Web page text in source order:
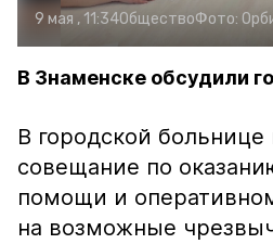
9 мая , 11:34ОбществоФото:
В Знаменске обсудили
В городской
совещание по
помощи и
на возможные